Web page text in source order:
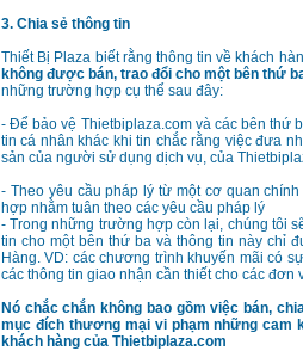
3. Chia sẻ thông tin
Thiết Bị Plaza biết rằng thông tin về khách
không được bán, trao đổi cho một bên thứ
những trường hợp cụ thể sau đây:
- Để bảo vệ Thietbiplaza.com và các bên thứ
tin cá nhân khác khi tin chắc rằng việc đưa
sản của người sử dụng dịch vụ, của
- Theo yêu cầu pháp l‎ý từ một cơ quan
hợp nhằm tuân theo các yêu cầu pháp l‎ý
- Trong những trường hợp còn lại, chúng tôi
tin cho một bên thứ ba và thông tin này chỉ
Hàng. VD: các chương trình khuyến mãi có
các thông tin giao nhận cần thiết cho các đơn
Nó chắc chắn không bao gồm việc bán,
mục đích thương mại vi phạm những cam
khách hàng của Thietbiplaza.com